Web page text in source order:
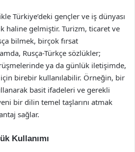
Türkiye’deki gençler ve iş dünyası
haline gelmiştir. Turizm, ticaret ve
bilmek, birçok fırsat
Rusça-Türkçe sözlükler;
ya da günlük iletişimde,
birebir kullanılabilir. Örneğin, bir
basit ifadeleri ve gerekli
bir dilin temel taşlarını atmak
sağlar.
Kullanımı